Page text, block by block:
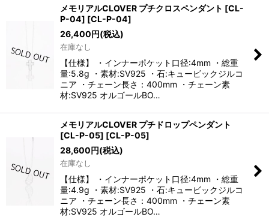
メモリアルCLOVER プチクロスペンダント [CL-
P-04] [CL-P-04]
26,400円(税込)
在庫なし
【仕様】 ・インナーポケット口径:4mm ・総重
量:5.8g ・素材:SV925 ・石:キュービックジルコ
ニア ・チェーン長さ：400mm ・チェーン素
材:SV925 オルゴールBO…
メモリアルCLOVER プチドロップペンダント
[CL-P-05] [CL-P-05]
28,600円(税込)
在庫なし
【仕様】 ・インナーポケット口径:4mm ・総重
量:4.9g ・素材:SV925 ・石:キュービックジルコ
ニア ・チェーン長さ：400mm ・チェーン素
材:SV925 オルゴールBO…